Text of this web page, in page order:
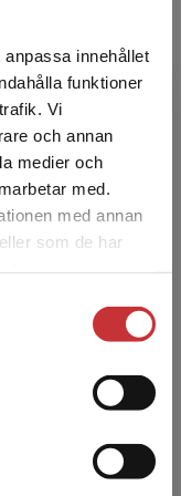
innehållet
funktioner
Vi
och annan
medier och
med.
med annan
som de har
Sverige.
Sverige. För